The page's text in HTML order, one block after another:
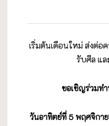
เริ่มต้นเดือนใหม่ ส่งต่
รับศีล แ
ขอเชิญร่วมท
วันอาทิตย์ที่5 พฤศจิกาย